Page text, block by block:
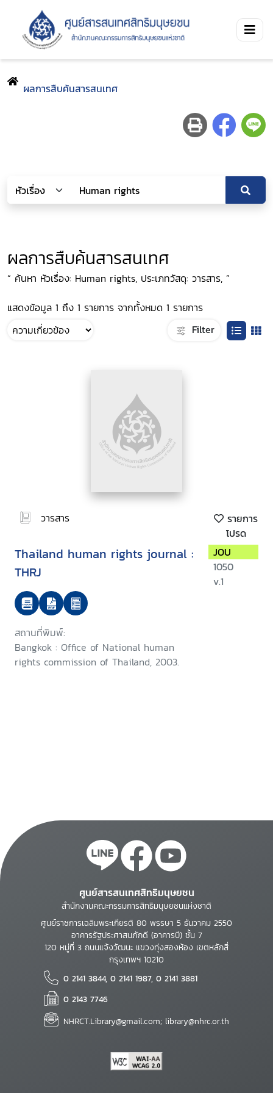
ผลการสืบค้นสารสนเทศ
ผลการสืบค้นสารสนเทศ
“ ค้นหา หัวเรื่อง: Human rights, ประเภทวัสดุ: วารสาร, ”
แสดงข้อมูล 1 ถึง 1 รายการ จากทั้งหมด 1 รายการ
Filter
วารสาร
รายการ
โปรด
Thailand human rights journal :
THRJ
สถานที่พิมพ์:
Bangkok : Office of National human
rights commission of Thailand, 2003.
JOU
1050
v.1
ศูนย์สารสนเทศสิทธิมนุษยชน
สำนักงานคณะกรรมการสิทธิมนุษยชนแห่งชาติ
ศูนย์ราชการเฉลิมพระเกียรติ 80 พรรษา 5 ธันวาคม 2550
อาคารรัฐประศาสนภักดี (อาคารบี) ชั้น 7
120 หมู่ที่ 3 ถนนแจ้งวัฒนะ แขวงทุ่งสองห้อง เขตหลักสี่
กรุงเทพฯ 10210
0 2141 3844, 0 2141 1987, 0 2141 3881
0 2143 7746
NHRCT.Library@gmail.com; library@nhrc.or.th